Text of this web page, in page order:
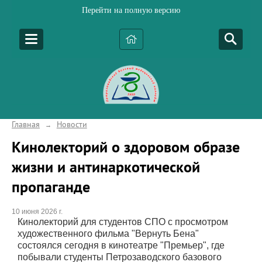
Перейти на полную версию
Главная → Новости
Кинолекторий о здоровом образе
жизни и антинаркотической
пропаганде
10 июня 2026 г.
Кинолекторий для студентов СПО с просмотром
художественного фильма "Вернуть Бена"
состоялся сегодня в кинотеатре "Премьер", где
побывали студенты Петрозаводского базового